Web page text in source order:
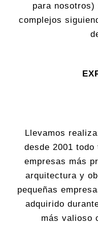
para
complejos
Llevamos
desde 2001
empresas más
arquitectura y
pequeñas
adquirido
más valioso